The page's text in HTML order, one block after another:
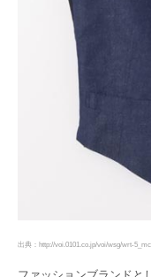
出典：http://voi.0101.co.jp/voi/wsg/wrt-